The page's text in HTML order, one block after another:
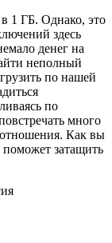
1 ГБ. Однако, это
здесь
денег на
неполный
по нашей
по
много
Как вы
поможет затащить